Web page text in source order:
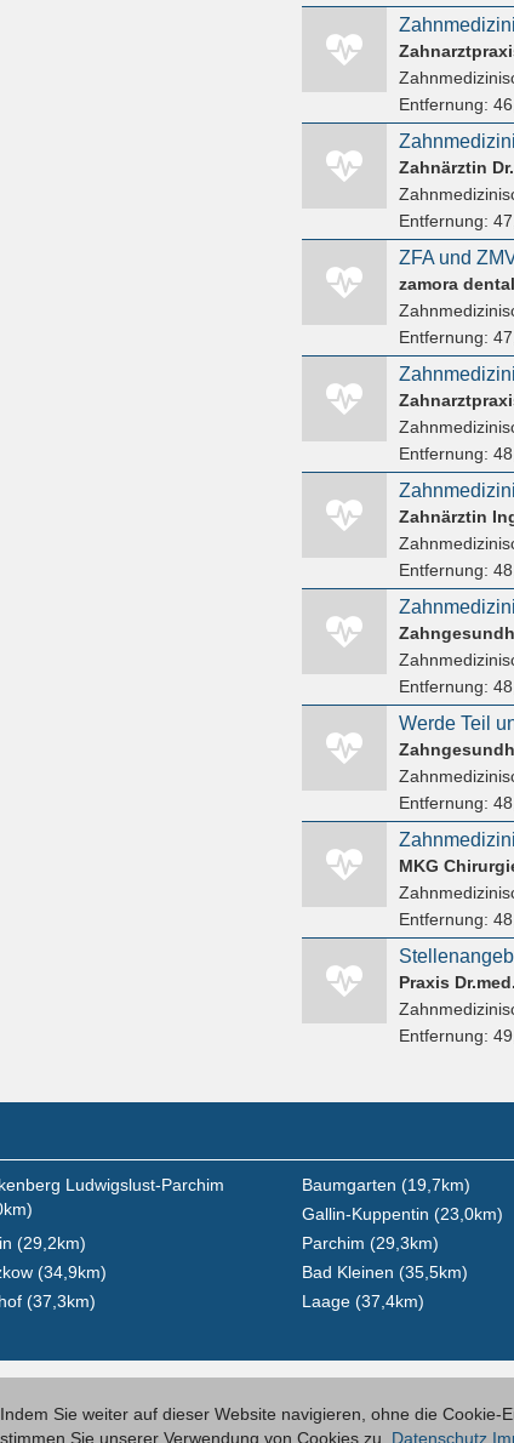
Entfernung:
Zahnärztin
Entfernung:
ZFA und
zamora
Entfernung:
Entfernung:
Zahnärztin
Entfernung:
Entfernung:
Entfernung:
Entfernung:
Praxis
Entfernung:
Ludwigslust-Parchim
Baumgarten (19,7km)
Gallin-Kuppentin (23,0km)
(29,2km) Parchim (29,3km)
(34,9km) Bad Kleinen (35,5km)
(37,3km) Laage (37,4km)
Sie weiter auf dieser Website navigieren, ohne die Cookie-
Sie unserer Verwendung von Cookies zu. Datenschutz